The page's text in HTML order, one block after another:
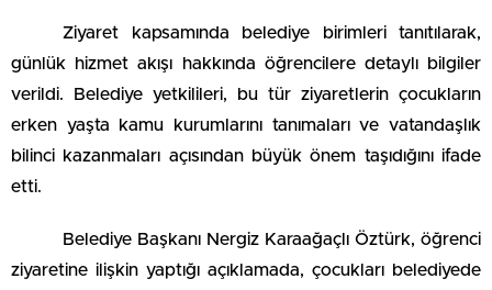
Ziyaret kapsamında belediye birimleri tanıtılarak,
günlük hizmet akışı hakkında öğrencilere detaylı bilgiler
verildi. Belediye yetkilileri, bu tür ziyaretlerin çocukların
erken yaşta kamu kurumlarını tanımaları ve vatandaşlık
bilinci kazanmaları açısından büyük önem taşıdığını ifade
etti.
Belediye Başkanı Nergiz Karaağaçlı Öztürk, öğrenci
ziyaretine ilişkin yaptığı açıklamada, çocukları belediyede